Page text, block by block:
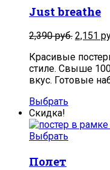
Just breathe
2,390руб. 2,151
Красивые
стиле. Свыше
вкус. Готовые
Выбрать
Скидка!
Выбрать
Полет